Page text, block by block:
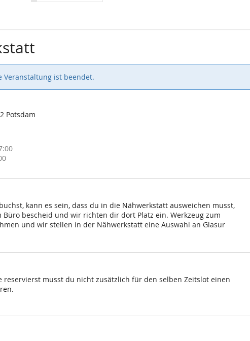
Veranstaltung ist beendet.
Potsdam
kann es sein, dass du in die Nähwerkstatt ausweichen musst,
bescheid und wir richten dir dort Platz ein. Werkzeug zum
und wir stellen in der Nähwerkstatt eine Auswahl an Glasur
reservierst musst du nicht zusätzlich für den selben Zeitslot einen